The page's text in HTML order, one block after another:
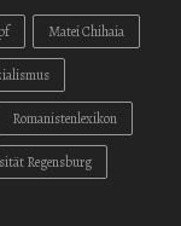
Matei Chihaia
Romanistenlexikon
Regensburg